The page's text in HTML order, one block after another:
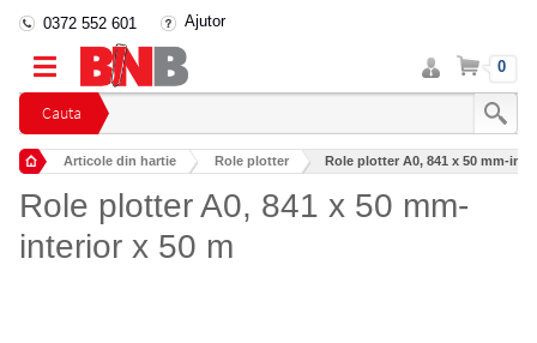
Cauta
0372 552 601 Ajutor
Intra
in
cont
Cos 0
Articole din hartie Role plotter Role plotter A0, 841 x 50 mm-
Role plotter A0, 841 x 50 mm-
interior x 50 m